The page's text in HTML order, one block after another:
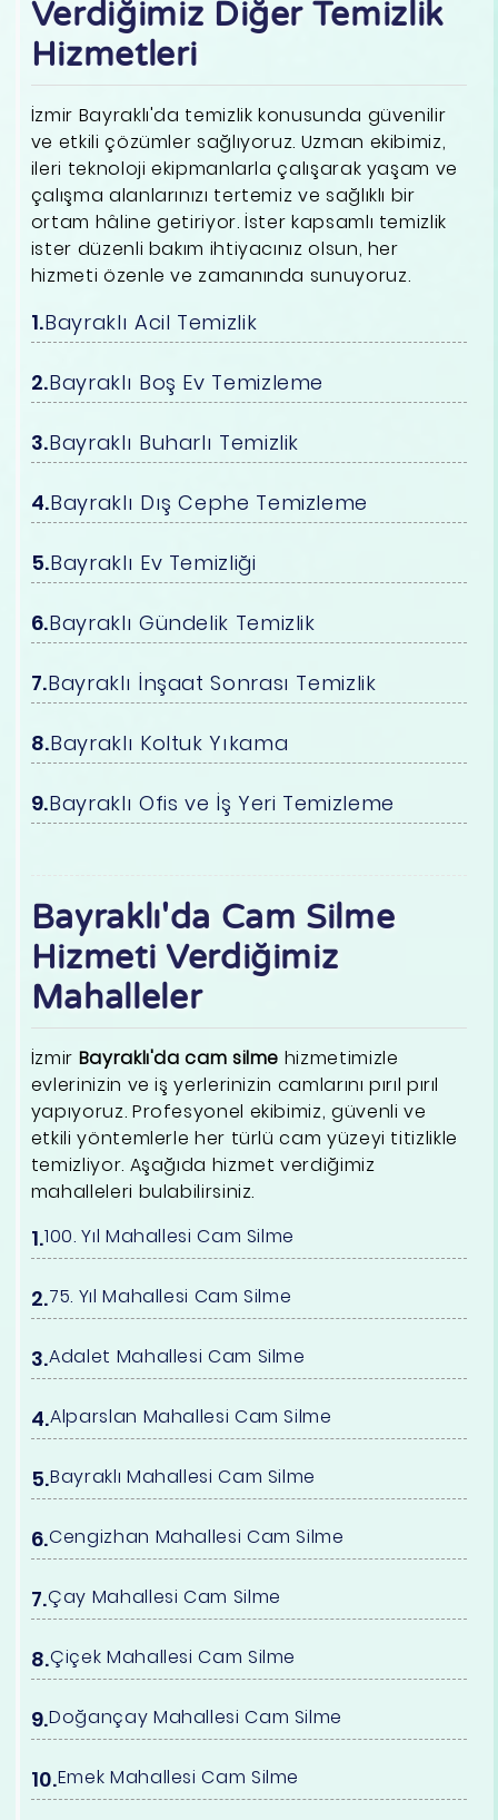
Verdiğimiz Diğer Temizlik
Hizmetleri
İzmir Bayraklı'da temizlik konusunda güvenilir
ve etkili çözümler sağlıyoruz. Uzman ekibimiz,
ileri teknoloji ekipmanlarla çalışarak yaşam ve
çalışma alanlarınızı tertemiz ve sağlıklı bir
ortam hâline getiriyor. İster kapsamlı temizlik
ister düzenli bakım ihtiyacınız olsun, her
hizmeti özenle ve zamanında sunuyoruz.
Bayraklı Acil Temizlik
Bayraklı Boş Ev Temizleme
Bayraklı Buharlı Temizlik
Bayraklı Dış Cephe Temizleme
Bayraklı Ev Temizliği
Bayraklı Gündelik Temizlik
Bayraklı İnşaat Sonrası Temizlik
Bayraklı Koltuk Yıkama
Bayraklı Ofis ve İş Yeri Temizleme
Bayraklı'da Cam Silme
Hizmeti Verdiğimiz
Mahalleler
İzmir Bayraklı'da cam silme hizmetimizle
evlerinizin ve iş yerlerinizin camlarını pırıl pırıl
yapıyoruz. Profesyonel ekibimiz, güvenli ve
etkili yöntemlerle her türlü cam yüzeyi titizlikle
temizliyor. Aşağıda hizmet verdiğimiz
mahalleleri bulabilirsiniz.
100. Yıl Mahallesi Cam Silme
75. Yıl Mahallesi Cam Silme
Adalet Mahallesi Cam Silme
Alparslan Mahallesi Cam Silme
Bayraklı Mahallesi Cam Silme
Cengizhan Mahallesi Cam Silme
Çay Mahallesi Cam Silme
Çiçek Mahallesi Cam Silme
Doğançay Mahallesi Cam Silme
Emek Mahallesi Cam Silme